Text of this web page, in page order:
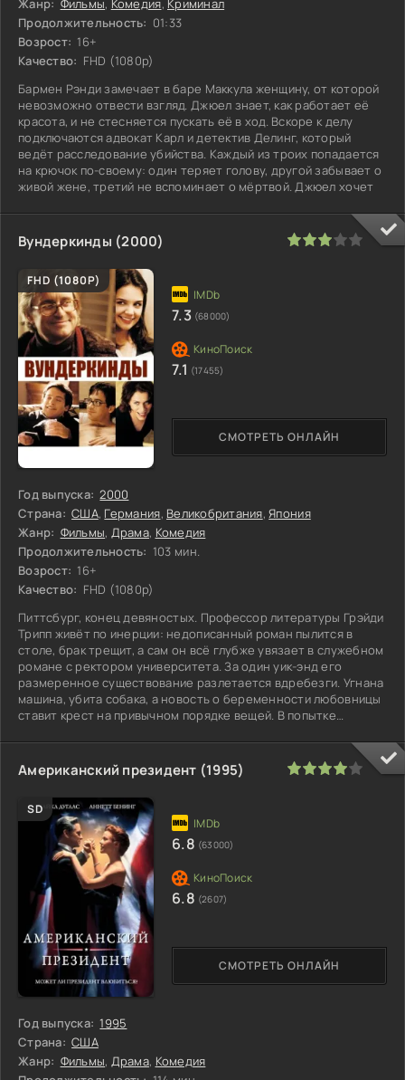
Жанр: Фильмы, Комедия, Криминал
Продолжительность: 01:33
Возрост: 16+
Качество: FHD (1080p)
Бармен Рэнди замечает в баре Маккула женщину, от которой
невозможно отвести взгляд. Джюел знает, как работает её
красота, и не стесняется пускать её в ход. Вскоре к делу
подключаются адвокат Карл и детектив Делинг, который
ведёт расследование убийства. Каждый из троих попадается
на крючок по-своему: один теряет голову, другой забывает о
живой жене, третий не вспоминает о мёртвой. Джюел хочет
Вундеркинды (2000)
FHD (1080P)
Год выпуска: 2000
Страна: США, Германия, Великобритания,Япония
Жанр: Фильмы, Драма, Комедия
Продолжительность: 103 мин.
Возрост: 16+
Качество: FHD (1080p)
Питтсбург, конец девяностых. Профессор литературы Грэйди
Трипп живёт по инерции: недописанный роман пылится в
столе, брак трещит, а сам он всё глубже увязает в служебном
романе с ректором университета. За один уик-энд его
размеренное существование разлетается вдребезги. Угнана
машина, убита собака, а новость о беременности любовницы
ставит крест на привычном порядке вещей. В попытке
СМОТРЕТЬ ОНЛАЙН
7.3 (68000)
7.1 (17455)
60
Американский президент (1995)
SD
Год выпуска: 1995
Страна: США
Жанр: Фильмы, Драма, Комедия
СМОТРЕТЬ ОНЛАЙН
6.8 (63000)
6.8 (2607)
80 2 3